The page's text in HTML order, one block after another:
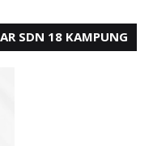
SDN 18 KAMPUNG